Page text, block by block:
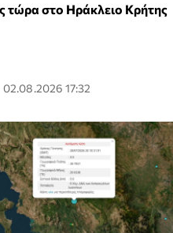
τώρα στο Ηράκλειο Κρήτης
02.08.2026 17:32